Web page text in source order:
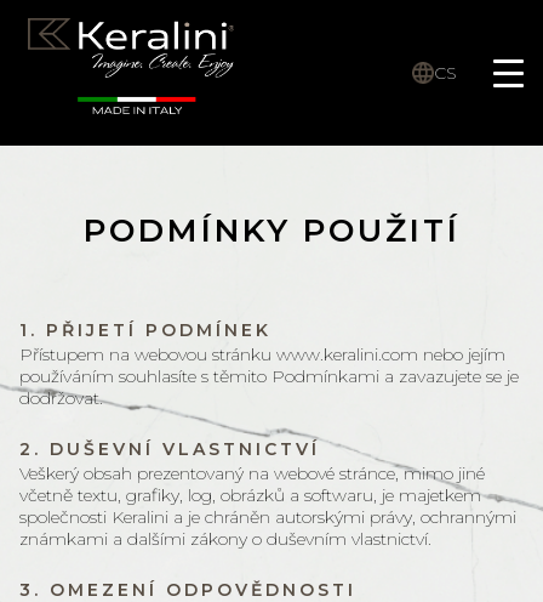
CS
PODMÍNKY POUŽITÍ
1. PŘIJETÍ PODMÍNEK
Přístupem na webovou stránku www.keralini.com nebo jejím
používáním souhlasíte s těmito Podmínkami a zavazujete se je
dodržovat.
2. DUŠEVNÍ VLASTNICTVÍ
Veškerý obsah prezentovaný na webové stránce, mimo jiné
včetně textu, grafiky, log, obrázků a softwaru, je majetkem
společnosti Keralini a je chráněn autorskými právy, ochrannými
známkami a dalšími zákony o duševním vlastnictví.
3. OMEZENÍ ODPOVĚDNOSTI